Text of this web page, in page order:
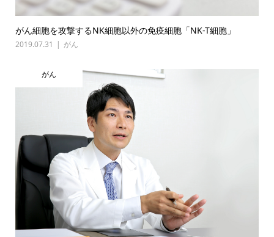
がん細胞を攻撃するNK細胞以外の免疫細胞「NK-T細胞」
2019.07.31 がん
がん